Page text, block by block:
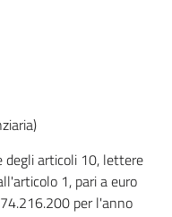
degli articoli 10, lettere
1, pari a euro
per l'anno